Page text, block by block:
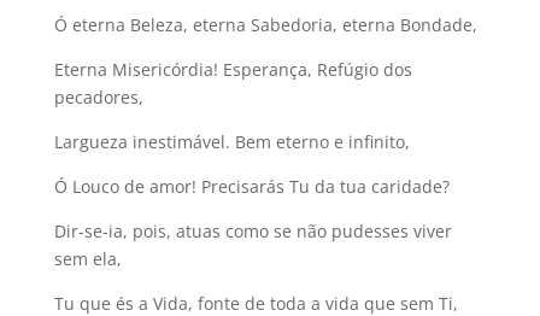
Ó eterna Beleza, eterna Sabedoria, eterna Bondade,
Eterna Misericórdia! Esperança, Refúgio dos
pecadores,
Largueza inestimável. Bem eterno e infinito,
Ó Louco de amor! Precisarás Tu da tua caridade?
Dir-se-ia, pois, atuas como se não pudesses viver
sem ela,
Tu que és a Vida, fonte de toda a vida que sem Ti,